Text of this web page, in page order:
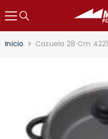
Saltar al contenido
Inicio Cazuela 28 Cm 4221